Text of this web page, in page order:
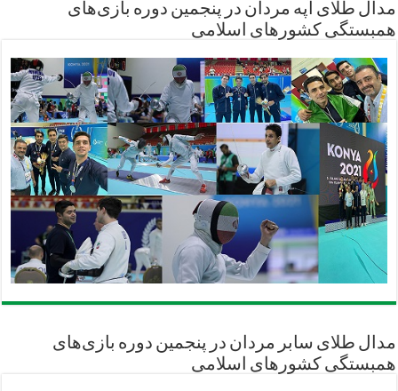
مدال طلای آپه مردان در پنجمین دوره بازی‌های
همبستگی کشورهای اسلامی
مدال طلای سابر مردان در پنجمین دوره بازی‌های
همبستگی کشورهای اسلامی